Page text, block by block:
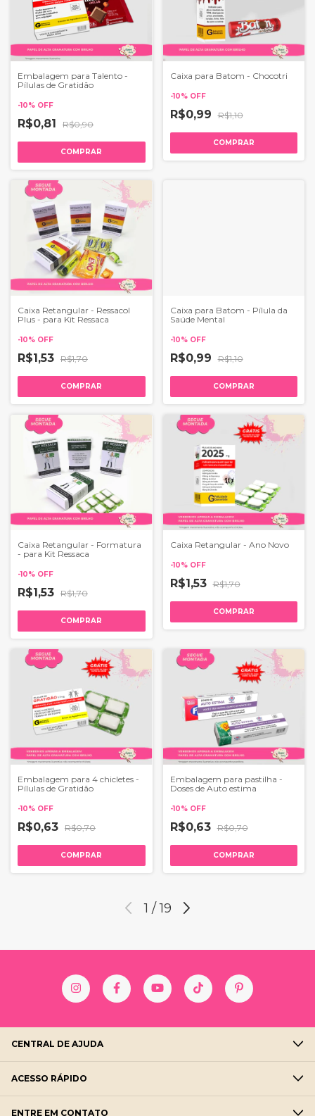
Embalagem para Talento -
Pílulas de Gratidão
-10% OFF
R$0,81 R$0,90
COMPRAR
Caixa para Batom - Chocotri
-10% OFF
R$0,99 R$1,10
COMPRAR
Caixa Retangular - Ressacol
Plus - para Kit Ressaca
-10% OFF
R$1,53 R$1,70
COMPRAR
Caixa para Batom - Pílula da
Saúde Mental
-10% OFF
R$0,99 R$1,10
COMPRAR
Caixa Retangular - Formatura
- para Kit Ressaca
-10% OFF
R$1,53 R$1,70
COMPRAR
Caixa Retangular - Ano Novo
-10% OFF
R$1,53 R$1,70
COMPRAR
Embalagem para 4 chicletes -
Pílulas de Gratidão
-10% OFF
R$0,63 R$0,70
COMPRAR
Embalagem para pastilha -
Doses de Auto estima
-10% OFF
R$0,63 R$0,70
COMPRAR
1 / 19
CENTRAL DE AJUDA
ACESSO RÁPIDO
ENTRE EM CONTATO